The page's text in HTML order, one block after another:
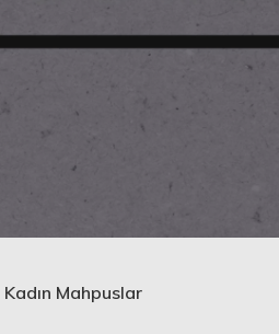
Kadın Mahpuslar